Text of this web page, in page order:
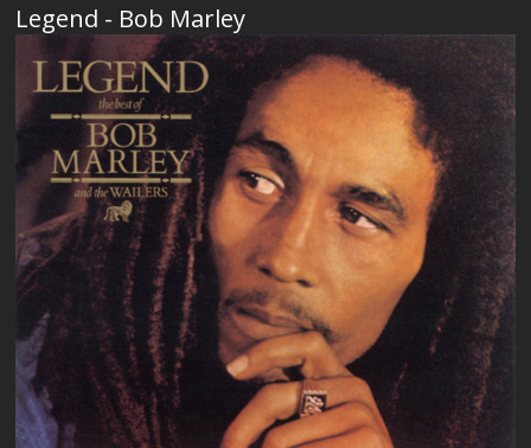
Legend - Bob Marley